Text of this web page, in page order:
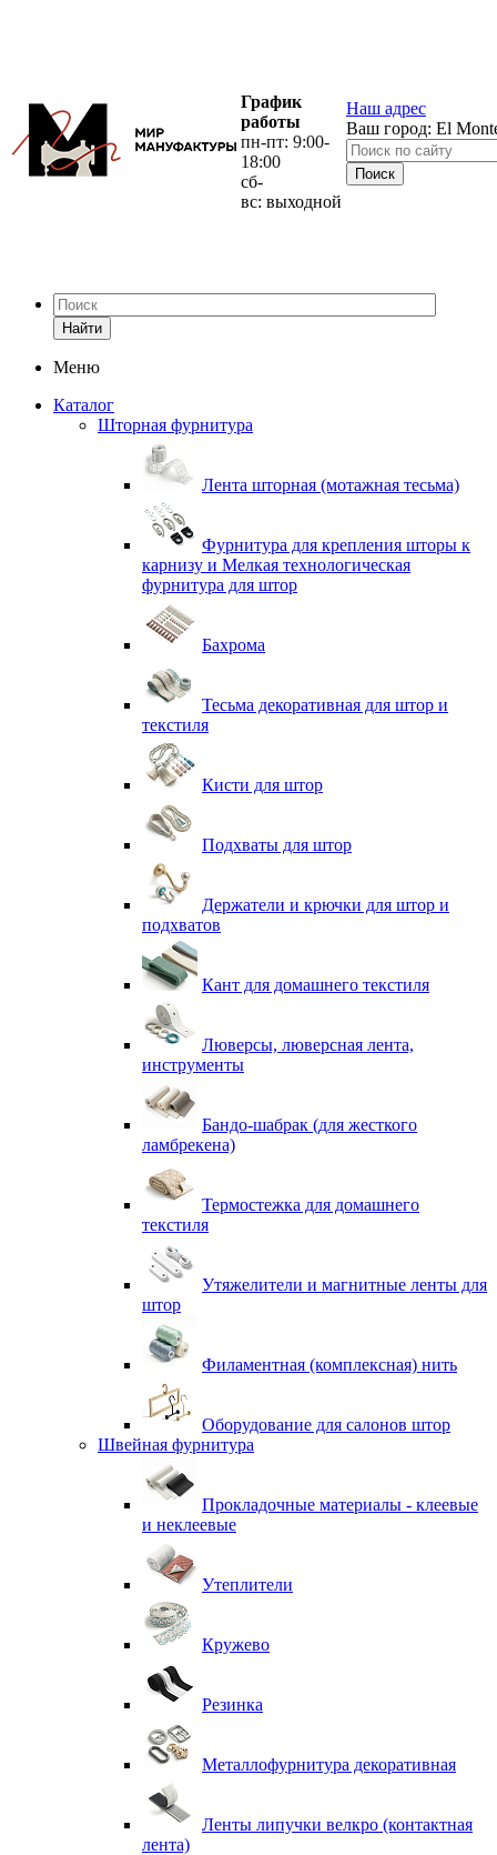
График
работы
пн-пт: 9:00-
18:00
сб-
вс: выходной
Наш адрес
Ваш город: El
Найти
Меню
Каталог
Шторная фурнитура
Лента шторная (мотажная тесьма)
Фурнитура для крепления шторы к
карнизу и Мелкая технологическая
фурнитура для штор
Бахрома
Тесьма декоративная для штор и
текстиля
Кисти для штор
Подхваты для штор
Держатели и крючки для штор и
подхватов
Кант для домашнего текстиля
Люверсы, люверсная лента,
инструменты
Бандо-шабрак (для жесткого
ламбрекена)
Термостежка для домашнего
текстиля
Утяжелители и магнитные ленты для
штор
Филаментная (комплексная) нить
Оборудование для салонов штор
Швейная фурнитура
Прокладочные материалы - клеевые
и неклеевые
Утеплители
Кружево
Резинка
Металлофурнитура декоративная
Ленты липучки велкро (контактная
лента)